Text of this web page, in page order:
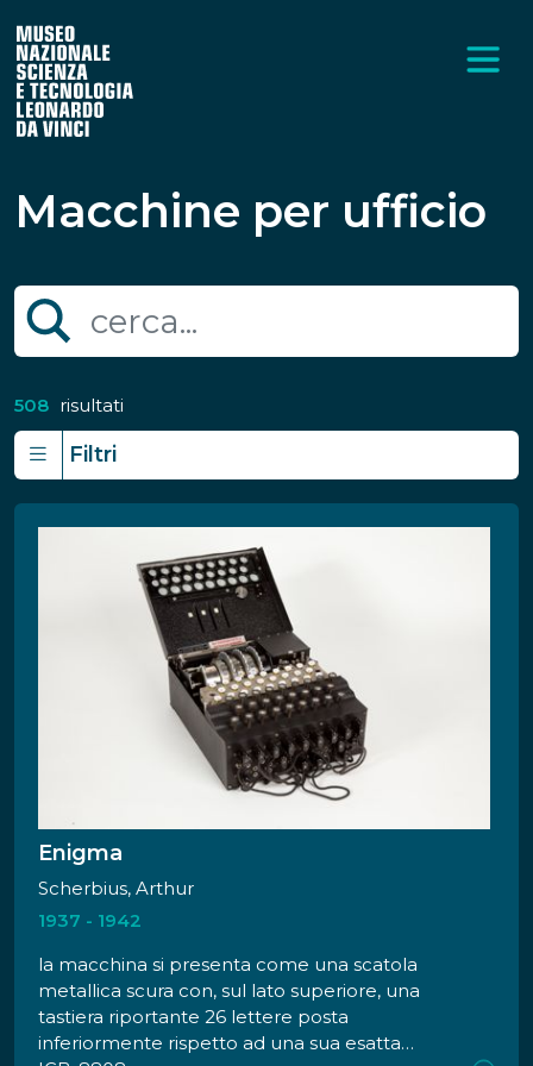
Macchine per ufficio
508 risultati
Filtri
Enigma
Scherbius, Arthur
1937 - 1942
la macchina si presenta come una scatola
metallica scura con, sul lato superiore, una
tastiera riportante 26 lettere posta
inferiormente rispetto ad una sua esatta